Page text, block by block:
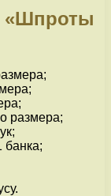
«Шпроты
размера;